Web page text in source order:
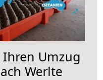
Ihren Umzug
Werlte